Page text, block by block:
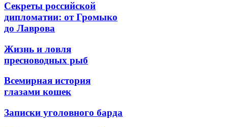
Секреты российской
дипломатии: от Громыко
до Лаврова
Жизнь и ловля
пресноводных рыб
Всемирная история
глазами кошек
Записки уголовного барда